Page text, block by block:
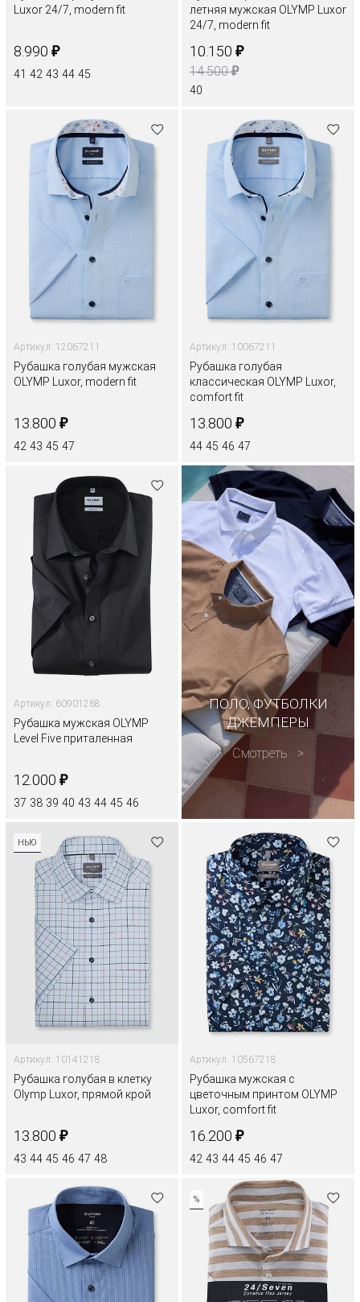
Luxor 24/7, modern fit
8.990 ₽
41 42 43 44 45
летняя мужская OLYMP Luxor
24/7, modern fit
10.150 ₽
14.500₽
40
Артикул: 12067211
Рубашка голубая мужская
OLYMP Luxor, modern fit
13.800 ₽
42 43 45 47
Артикул: 10067211
Рубашка голубая
классическая OLYMP Luxor,
comfort fit
13.800 ₽
44 45 46 47
Артикул: 60901268
Рубашка мужская OLYMP
Level Five приталенная
12.000 ₽
37 38 39 40 43 44 45 46
ПОЛО, ФУТБОЛКИ
ДЖЕМПЕРЫ
Смотреть
НЬЮ
Артикул: 10141218
Рубашка голубая в клетку
Olymp Luxor, прямой крой
13.800 ₽
43 44 45 46 47 48
Артикул: 10567218
Рубашка мужская с
цветочным принтом OLYMP
Luxor, comfort fit
16.200 ₽
42 43 44 45 46 47
%